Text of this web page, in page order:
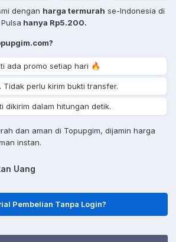
dengan harga termurah se-Indonesia di
hanya Rp5.200.
ada promo setiap hari 🔥
Tidak perlu kirim bukti transfer.
dikirim dalam hitungan detik.
dan aman di Topupgim, dijamin harga
instan.
Uang
Pembelian Tanpa Login?